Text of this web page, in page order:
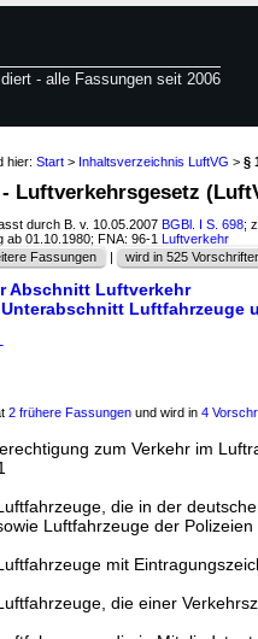
- alle Fassungen seit 2006
hier: Start > Inhaltsverzeichnis LuftVG > §
Luftverkehrsgesetz
durch B. v. 10.05.2007 BGBl. I S. 698;
ab 01.10.1980; FNA: 96-1 Luftverkehr
Fassungen
| wird in 525
Abschnitt Luftverkehr
Unterabschnitt Luftfahrzeuge
2 frühere Fassungen und wird in 4
zum Verkehr im
die in der
Luftfahrzeuge der
mit
die einer